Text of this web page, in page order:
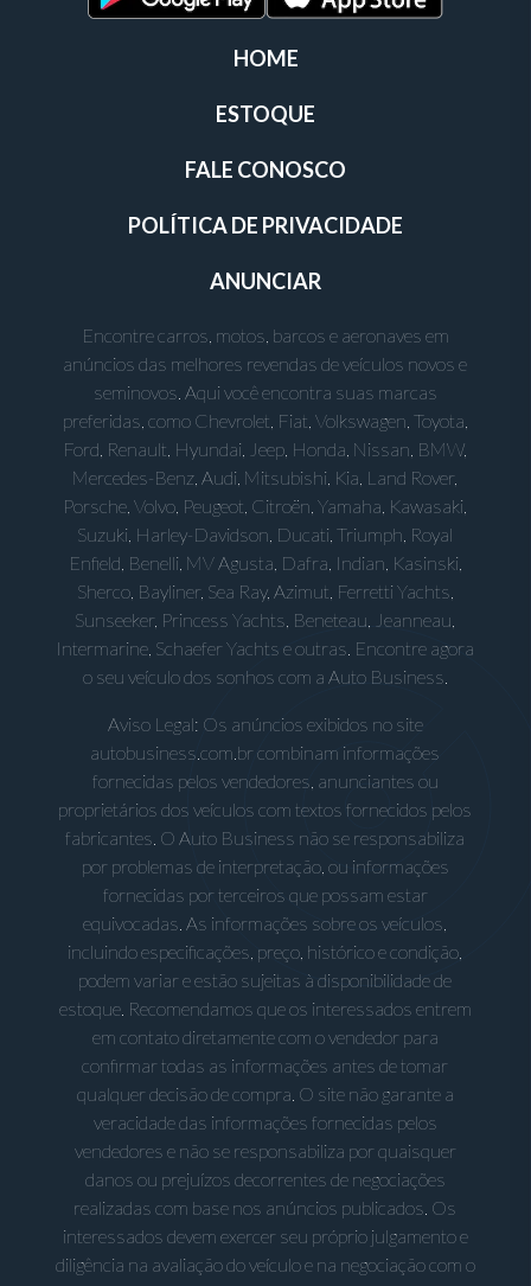
HOME
ESTOQUE
FALE CONOSCO
POLÍTICA DE PRIVACIDADE
ANUNCIAR
Encontre carros, motos, barcos e aeronaves em
anúncios das melhores revendas de veículos novos e
seminovos. Aqui você encontra suas marcas
preferidas, como Chevrolet, Fiat, Volkswagen, Toyota,
Ford, Renault, Hyundai, Jeep, Honda, Nissan, BMW,
Mercedes-Benz, Audi, Mitsubishi, Kia, Land Rover,
Porsche, Volvo, Peugeot, Citroën, Yamaha, Kawasaki,
Suzuki, Harley-Davidson, Ducati, Triumph, Royal
Enfield, Benelli, MV Agusta, Dafra, Indian, Kasinski,
Sherco, Bayliner, Sea Ray, Azimut, Ferretti Yachts,
Sunseeker, Princess Yachts, Beneteau, Jeanneau,
Intermarine, Schaefer Yachts e outras. Encontre agora
o seu veículo dos sonhos com a Auto Business.
Aviso Legal: Os anúncios exibidos no site
autobusiness.com.br combinam informações
fornecidas pelos vendedores, anunciantes ou
proprietários dos veículos com textos fornecidos pelos
fabricantes. O Auto Business não se responsabiliza
por problemas de interpretação, ou informações
fornecidas por terceiros que possam estar
equivocadas. As informações sobre os veículos,
incluindo especificações, preço, histórico e condição,
podem variar e estão sujeitas à disponibilidade de
estoque. Recomendamos que os interessados entrem
em contato diretamente com o vendedor para
confirmar todas as informações antes de tomar
qualquer decisão de compra. O site não garante a
veracidade das informações fornecidas pelos
vendedores e não se responsabiliza por quaisquer
danos ou prejuízos decorrentes de negociações
realizadas com base nos anúncios publicados. Os
interessados devem exercer seu próprio julgamento e
diligência na avaliação do veículo e na negociação com o